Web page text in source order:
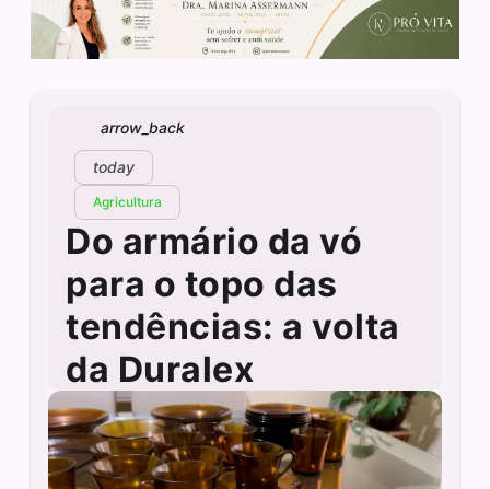
arrow_back
today
Agricultura
Do armário da vó
para o topo das
tendências: a volta
da Duralex